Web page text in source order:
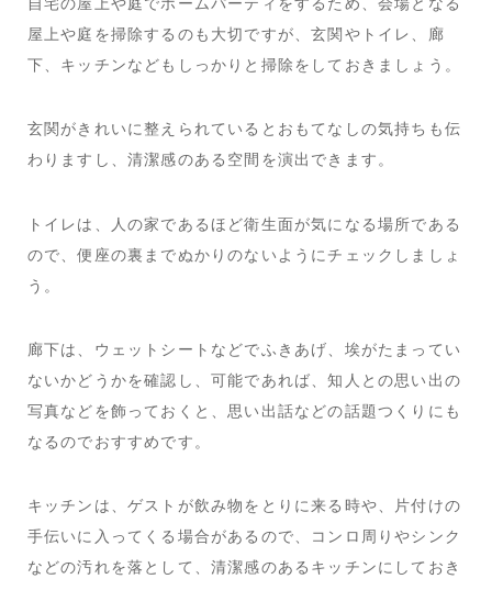
屋上や庭を掃除するのも大切ですが、玄関やトイレ、廊
下、キッチンなどもしっかりと掃除をしておきましょう。
玄関がきれいに整えられているとおもてなしの気持ちも伝
わりますし、清潔感のある空間を演出できます。
トイレは、人の家であるほど衛生面が気になる場所である
ので、便座の裏までぬかりのないようにチェックしましょ
う。
廊下は、ウェットシートなどでふきあげ、埃がたまってい
ないかどうかを確認し、可能であれば、知人との思い出の
写真などを飾っておくと、思い出話などの話題つくりにも
なるのでおすすめです。
キッチンは、ゲストが飲み物をとりに来る時や、片付けの
手伝いに入ってくる場合があるので、コンロ周りやシンク
などの汚れを落として、清潔感のあるキッチンにしておき